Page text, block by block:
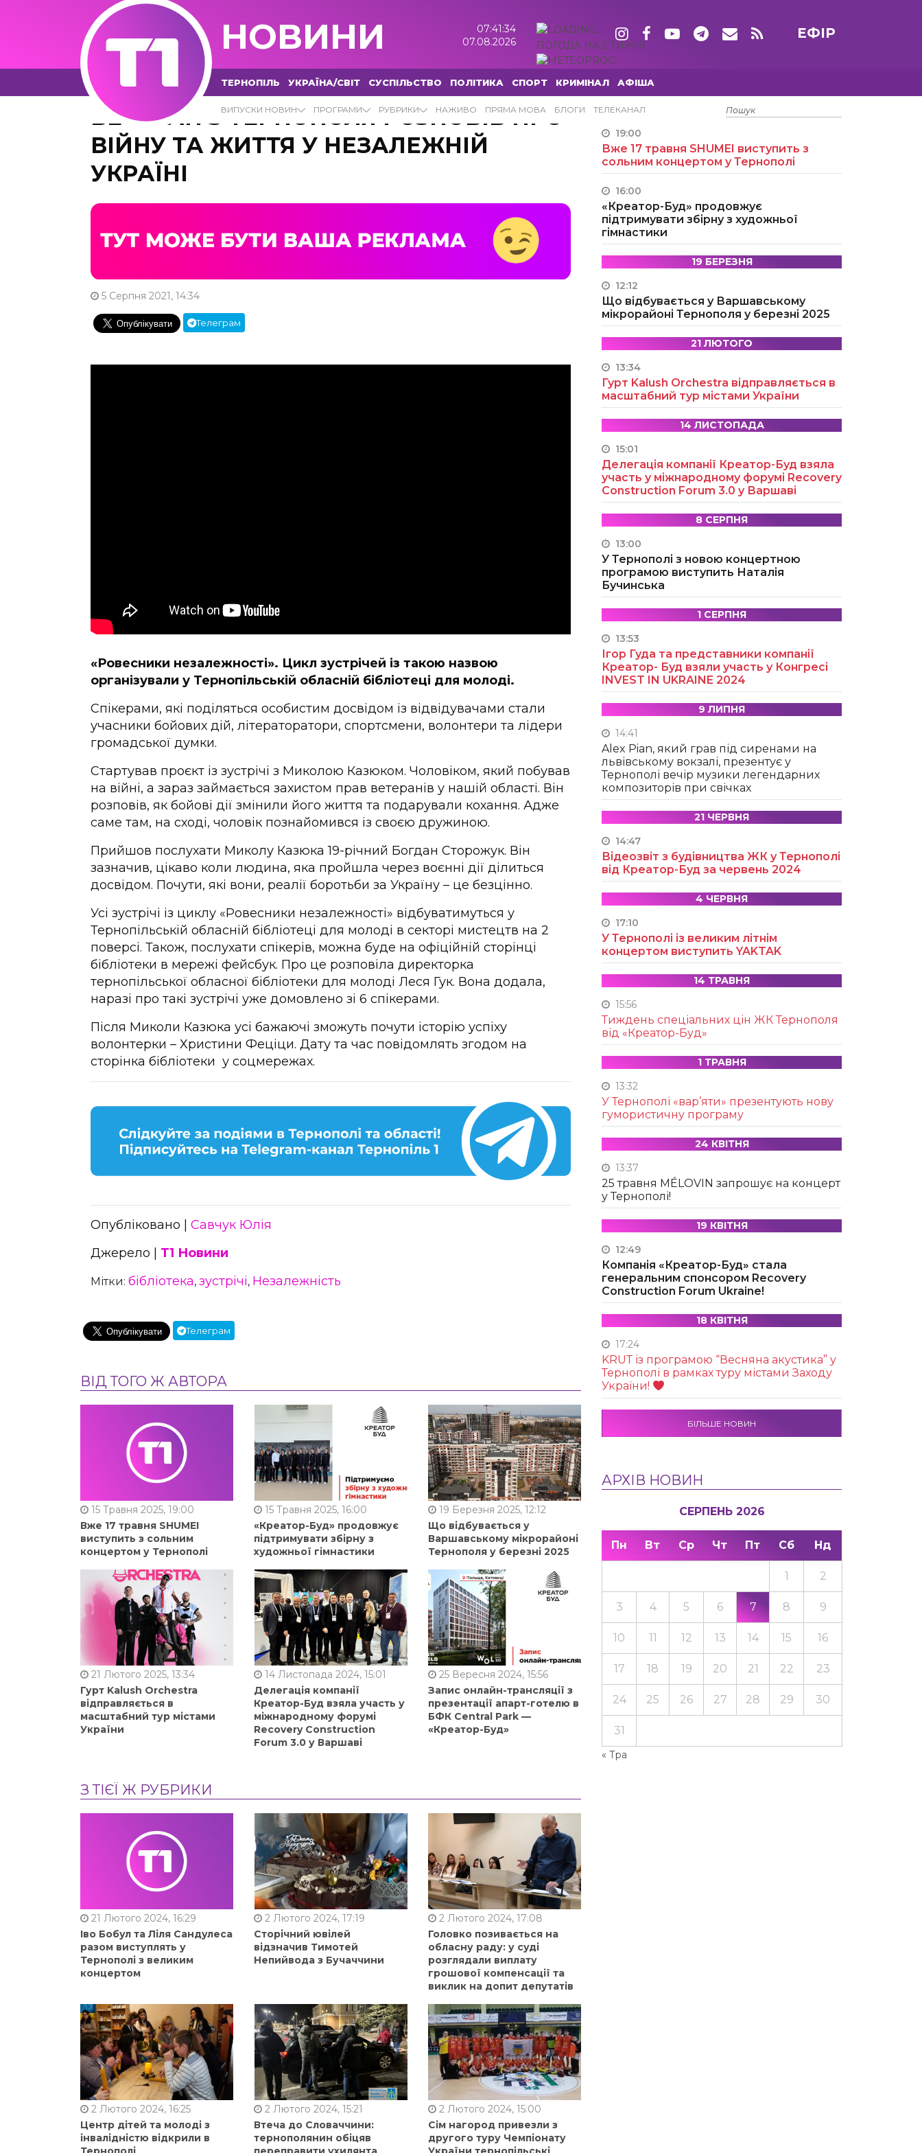
НОВИНИ
07:41:35
07.08.2026
ПОГОДА НА 2 ТИЖНІ
ЕФІР
ТЕРНОПІЛЬ УКРАЇНА/СВІТ СУСПІЛЬСТВО ПОЛІТИКА СПОРТ КРИМІНАЛ АФІША
ВИПУСКИ НОВИН ПРОГРАМИ РУБРИКИ НАЖИВО ПРЯМА МОВА БЛОГИ ТЕЛЕКАНАЛ
ВЕТЕРАН З ТЕРНОПОЛЯ РОЗПОВІВ ПРО
ВІЙНУ ТА ЖИТТЯ У НЕЗАЛЕЖНІЙ
УКРАЇНІ
5 Серпня 2021, 14:34
Телеграм
«Ровесники незалежності». Цикл зустрічей із такою назвою
організували у Тернопільській обласній бібліотеці для молоді.
Спікерами, які поділяться особистим досвідом із відвідувачами стали
учасники бойових дій, літераторатори, спортсмени, волонтери та лідери
громадської думки.
Стартував проєкт із зустрічі з Миколою Казюком. Чоловіком, який побував
на війні, а зараз займається захистом прав ветеранів у нашій області. Він
розповів, як бойові дії змінили його життя та подарували кохання. Адже
саме там, на сході, чоловік познайомився із своєю дружиною.
Прийшов послухати Миколу Казюка 19-річний Богдан Сторожук. Він
зазначив, цікаво коли людина, яка пройшла через воєнні дії ділиться
досвідом. Почути, які вони, реалії боротьби за Україну – це безцінно.
Усі зустрічі із циклу «Ровесники незалежності» відбуватимуться у
Тернопільській обласній бібліотеці для молоді в секторі мистецтв на 2
поверсі. Також, послухати спікерів, можна буде на офіційній сторінці
бібліотеки в мережі фейсбук. Про це розповіла директорка
тернопільської обласної бібліотеки для молоді Леся Гук. Вона додала,
наразі про такі зустрічі уже домовлено зі 6 спікерами.
Після Миколи Казюка усі бажаючі зможуть почути історію успіху
волонтерки – Христини Феціци. Дату та час повідомлять згодом на
сторінка бібліотеки у соцмережах.
Опубліковано | Савчук Юлія
Джерело | Т1 Новини
Мітки: бібліотека, зустрічі, Незалежність
Телеграм
ВІД ТОГО Ж АВТОРА
15 Травня 2025, 19:00
Вже 17 травня SHUMEI
виступить з сольним
концертом у Тернополі
15 Травня 2025, 16:00
«Креатор-Буд» продовжує
підтримувати збірну з
художньої гімнастики
19 Березня 2025, 12:12
Що відбувається у
Варшавському мікрорайоні
Тернополя у березні 2025
21 Лютого 2025, 13:34
Гурт Kalush Orchestra
відправляється в
масштабний тур містами
України
14 Листопада 2024, 15:01
Делегація компанії
Креатор-Буд взяла участь у
міжнародному форумі
Recovery Construction
Forum 3.0 у Варшаві
25 Вересня 2024, 15:56
Запис онлайн-трансляції з
презентації апарт-готелю в
БФК Central Park —
«Креатор-Буд»
З ТІЄЇ Ж РУБРИКИ
21 Лютого 2024, 16:29
Іво Бобул та Ліля Сандулеса
разом виступлять у
Тернополі з великим
концертом
2 Лютого 2024, 17:19
Сторічний ювілей
відзначив Тимотей
Непийвода з Бучаччини
2 Лютого 2024, 17:08
Головко позивається на
обласну раду: у суді
розглядали виплату
грошової компенсації та
виклик на допит депутатів
2 Лютого 2024, 16:25
Центр дітей та молоді з
інвалідністю відкрили в
2 Лютого 2024, 15:21
Втеча до Словаччини:
тернополянин обіцяв
2 Лютого 2024, 15:00
Сім нагород привезли з
другого туру Чемпіонату
15 ТРАВНЯ
19:00
Вже 17 травня SHUMEI виступить з
сольним концертом у Тернополі
16:00
«Креатор-Буд» продовжує
підтримувати збірну з художньої
гімнастики
19 БЕРЕЗНЯ
12:12
Що відбувається у Варшавському
мікрорайоні Тернополя у березні 2025
21 ЛЮТОГО
13:34
Гурт Kalush Orchestra відправляється в
масштабний тур містами України
14 ЛИСТОПАДА
15:01
Делегація компанії Креатор-Буд взяла
участь у міжнародному форумі Recovery
Construction Forum 3.0 у Варшаві
8 СЕРПНЯ
13:00
У Тернополі з новою концертною
програмою виступить Наталія
Бучинська
1 СЕРПНЯ
13:53
Ігор Гуда та представники компанії
Креатор- Буд взяли участь у Конгресі
INVEST IN UKRAINE 2024
9 ЛИПНЯ
14:41
Alex Pian, який грав під сиренами на
львівському вокзалі, презентує у
Тернополі вечір музики легендарних
композиторів при свічках
21 ЧЕРВНЯ
14:47
Відеозвіт з будівництва ЖК у Тернополі
від Креатор-Буд за червень 2024
4 ЧЕРВНЯ
17:10
У Тернополі із великим літнім
концертом виступить YAKTAK
14 ТРАВНЯ
15:56
Тиждень спеціальних цін ЖК Тернополя
від «Креатор-Буд»
1 ТРАВНЯ
13:32
У Тернополі «вар’яти» презентують нову
гумористичну програму
24 КВІТНЯ
13:37
25 травня MÉLOVIN запрошує на концерт
у Тернополі!
19 КВІТНЯ
12:49
Компанія «Креатор-Буд» стала
генеральним спонсором Recovery
Construction Forum Ukraine!
18 КВІТНЯ
17:24
KRUТ із програмою “Весняна акустика” у
Тернополі в рамках туру містами Заходу
України!
БІЛЬШЕ НОВИН
АРХІВ НОВИН
СЕРПЕНЬ 2026
Пн Вт Ср Чт Пт Сб Нд
« Тра
1 2
3 4 5 6 7 8 9
10 11 12 13 14 15 16
17 18 19 20 21 22 23
24 25 26 27 28 29 30
31